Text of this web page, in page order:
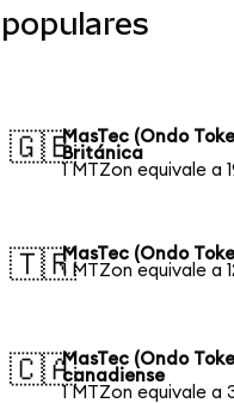
🇬🇧MasTec (Ondo
Británica
1 MTZon equivale a
🇹🇷MasTec (Ondo
1 MTZon equivale a
🇨🇦MasTec (Ondo
canadiense
1 MTZon equivale a